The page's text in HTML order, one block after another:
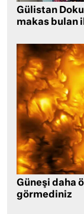
Gülistan
makas bulan
Güneşi daha
görmediniz